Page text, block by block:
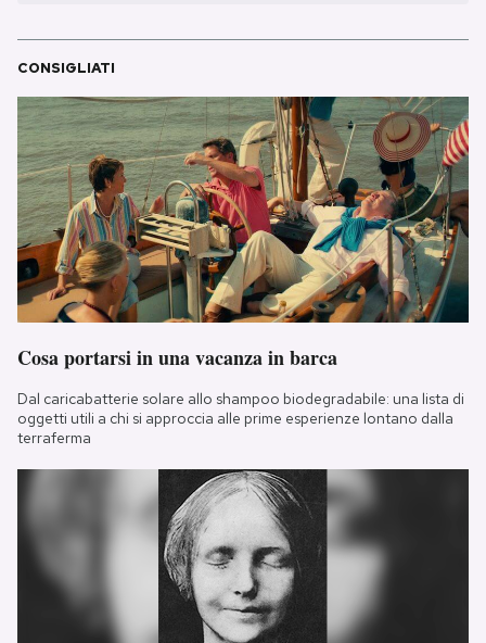
CONSIGLIATI
Cosa portarsi in una vacanza in barca
Dal caricabatterie solare allo shampoo biodegradabile: una lista di
oggetti utili a chi si approccia alle prime esperienze lontano dalla
terraferma